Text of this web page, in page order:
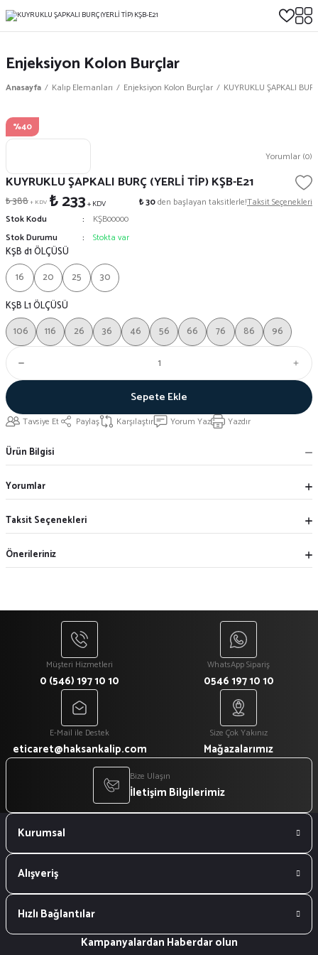
Enjeksiyon Kolon Burçlar
Anasayfa Kalıp Elemanları Enjeksiyon Kolon Burçlar KUYRUKLU ŞAPKALI
%40
Yorumlar (0)
KUYRUKLU ŞAPKALI BURÇ (YERLİ TİP) KŞB-E21
₺ 388+ KDV ₺ 233+ KDV ₺ 30den başlayan taksitlerle!Taksit Seçenekleri
Stok Kodu
KŞB00000
Stok Durumu
Stokta var
KŞB d1 ÖLÇÜSÜ
16
20 25
30
KŞB L1 ÖLÇÜSÜ
106
116 26 36 46 56 66 76 86 96
Sepete Ekle
Tavsiye Et Paylaş Karşılaştır Yorum Yaz Yazdır
Ürün Bilgisi
Yorumlar
Taksit Seçenekleri
Önerileriniz
Müşteri Hizmetleri
0 (546) 197 10 10
WhatsApp Sipariş
0546 197 10 10
E-Mail ile Destek
eticaret@haksankalip.com
Size Çok Yakınız
Mağazalarımız
Bize Ulaşın
İletişim Bilgilerimiz
Kurumsal
Alışveriş
Hızlı Bağlantılar
Kampanyalardan Haberdar olun